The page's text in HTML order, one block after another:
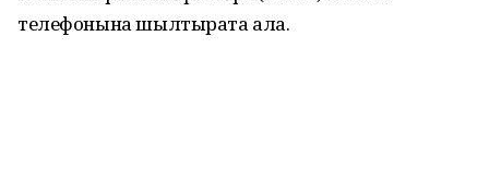
телефонына шылтырата ала.